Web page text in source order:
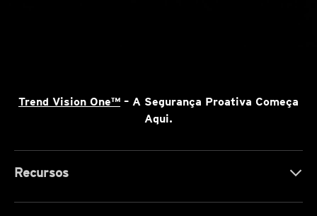
Trend Vision One™ – A Segurança Proativa Começa
Aqui.
Recursos